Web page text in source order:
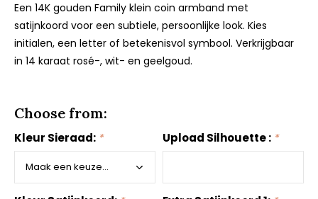
Een 14K gouden Family klein coin armband met
satijnkoord voor een subtiele, persoonlijke look. Kies
initialen, een letter of betekenisvol symbool. Verkrijgbaar
in 14 karaat rosé-, wit- en geelgoud.
Choose from:
Kleur Sieraad: * Upload Silhouette : *